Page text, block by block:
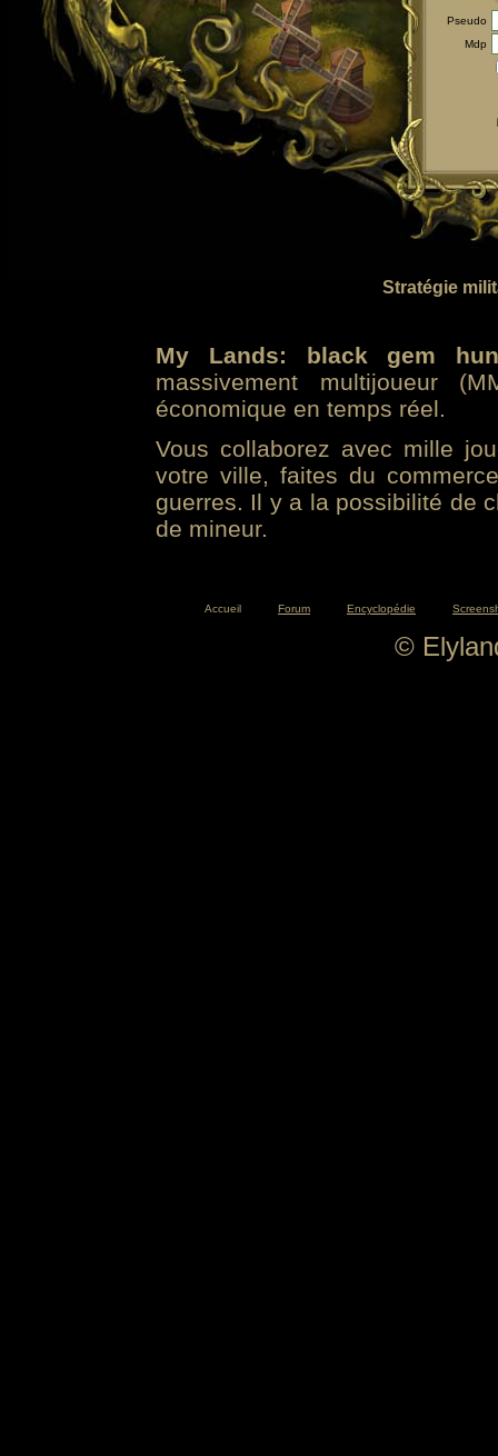
Pseudo
Mdp
Stratégie
My Lands: black gem
massivement multijoueur
économique en temps réel.
Vous collaborez avec mille
votre ville, faites du
guerres. Il y a la possibilité de
de mineur.
Accueil Forum Encyclopédie
©